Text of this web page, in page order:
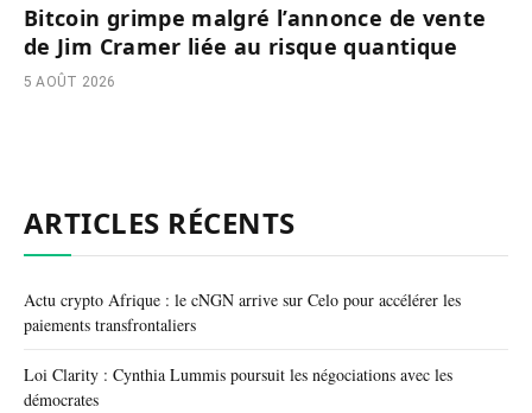
Bitcoin grimpe malgré l’annonce de vente
de Jim Cramer liée au risque quantique
5 AOÛT 2026
ARTICLES RÉCENTS
Actu crypto Afrique : le cNGN arrive sur Celo pour accélérer les
paiements transfrontaliers
Loi Clarity : Cynthia Lummis poursuit les négociations avec les
démocrates